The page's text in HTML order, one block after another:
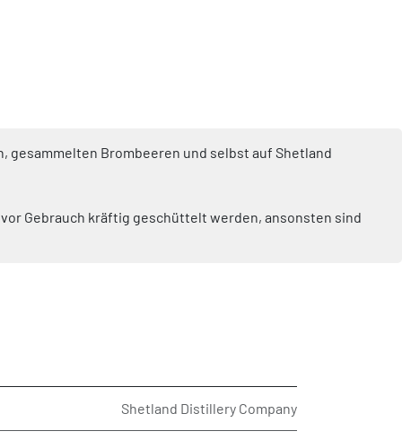
gesammelten Brombeeren und selbst auf Shetland
Gebrauch kräftig geschüttelt werden, ansonsten sind
Shetland Distillery Company